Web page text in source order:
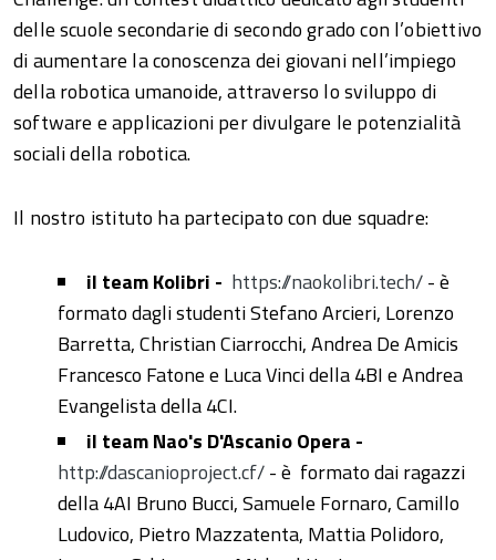
delle scuole secondarie di secondo grado con l’obiettivo
di aumentare la conoscenza dei giovani nell’impiego
della robotica umanoide, attraverso lo sviluppo di
software e applicazioni per divulgare le potenzialità
sociali della robotica.
Il nostro istituto ha partecipato con due squadre:
il team Kolibri - https://naokolibri.tech/- è
formato dagli studenti Stefano Arcieri, Lorenzo
Barretta, Christian Ciarrocchi, Andrea De Amicis
Francesco Fatone e Luca Vinci della 4BI e Andrea
Evangelista della 4CI.
il team Nao's D'Ascanio Opera -
http://dascanioproject.cf/- è formato dai ragazzi
della 4AI Bruno Bucci, Samuele Fornaro, Camillo
Ludovico, Pietro Mazzatenta, Mattia Polidoro,